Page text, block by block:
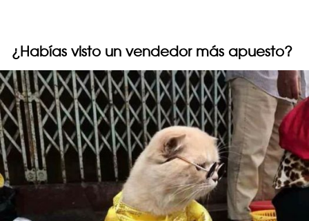
¿Habías visto un vendedor más apuesto?